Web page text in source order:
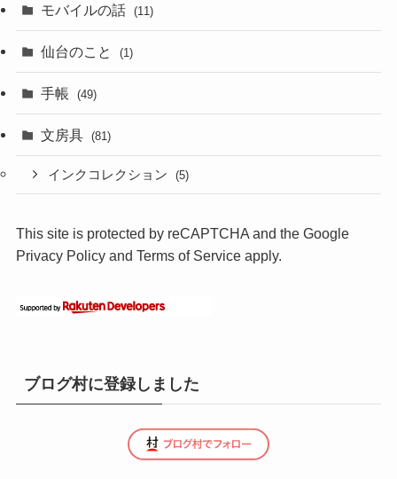
モバイルの話 (11)
仙台のこと (1)
手帳 (49)
文房具 (81)
インクコレクション (5)
This site is protected by reCAPTCHA and the Google
Privacy Policyand Terms of Serviceapply.
ブログ村に登録しました